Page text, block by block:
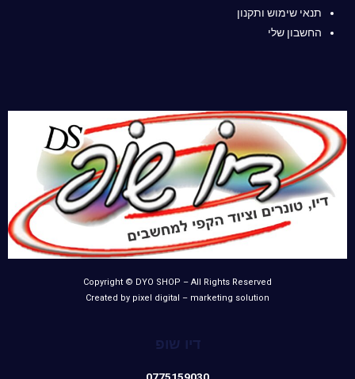
תנאי שימוש ותקנון
החשבון שלי
Copyright © DYO SHOP – All Rights Reserved
Created by pixel digital – marketing solution
דיו שופ